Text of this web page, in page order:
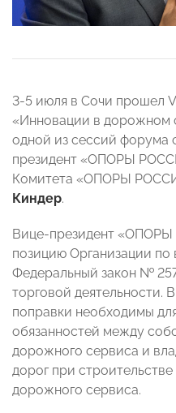
3-5 июля в Сочи прошел
«Инновации в дорожном
одной из сессий форума
президент «ОПОРЫ
Комитета «ОПОРЫ
Киндер.
Вице-президент
позицию Организации
Федеральный закон №
торговой деятельности.
поправки необходимы
обязанностей между
дорожного сервиса и
дорог при
дорожного сервиса.